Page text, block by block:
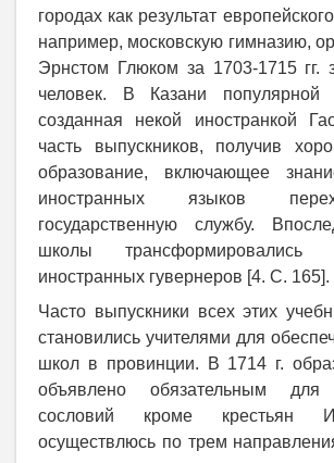
городах как результат
например, московскую гимназию,
Эрнстом Глюком за 1703-1715 гг.
человек. В Казани
созданная некой иностранкой
часть выпускников, получив
образование, включающее
иностранных языков
государственную службу.
школы трансформировались
иностранных гувернеров [4. С. 165].
Часто выпускники всех этих
становились учителями для
школ в провинции. В 1714 г.
объявлено обязательным
сословий кроме крестьян
осуществлюсь по трем